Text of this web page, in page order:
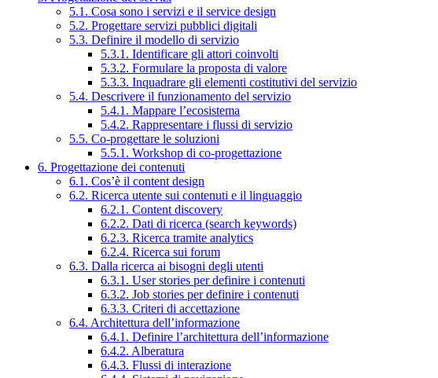
5.1. Cosa sono i servizi e il service design
5.2. Progettare servizi pubblici digitali
5.3. Definire il modello di servizio
5.3.1. Identificare gli attori coinvolti
5.3.2. Formulare la proposta di valore
5.3.3. Inquadrare gli elementi costitutivi del servizio
5.4. Descrivere il funzionamento del servizio
5.4.1. Mappare l’ecosistema
5.4.2. Rappresentare i flussi di servizio
5.5. Co-progettare le soluzioni
5.5.1. Workshop di co-progettazione
6. Progettazione dei contenuti
6.1. Cos’è il content design
6.2. Ricerca utente sui contenuti e il linguaggio
6.2.1. Content discovery
6.2.2. Dati di ricerca (search keywords)
6.2.3. Ricerca tramite analytics
6.2.4. Ricerca sui forum
6.3. Dalla ricerca ai bisogni degli utenti
6.3.1. User stories per definire i contenuti
6.3.2. Job stories per definire i contenuti
6.3.3. Criteri di accettazione
6.4. Architettura dell’informazione
6.4.1. Definire l’architettura dell’informazione
6.4.2. Alberatura
6.4.3. Flussi di interazione